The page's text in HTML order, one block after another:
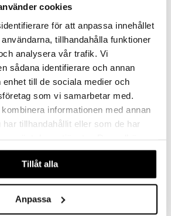
cookies
för att anpassa innehållet
tillhandahålla funktioner
analysera vår trafik. Vi
sådana identifierare och annan
enhet till de sociala medier och
som vi samarbetar med.
informationen med annan
tillhandahållit eller som de har
användande av vår webbplats.
Tillåt alla
Anpassa
x
Et fantastisk teleskop til at udforske rummet!
Mo Yu 3 x 3 Terning + Mini +
Slange
VN LEK